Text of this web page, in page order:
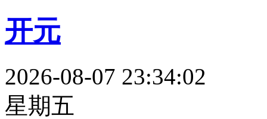
开元
2026-08-07 23:34:03
星期五